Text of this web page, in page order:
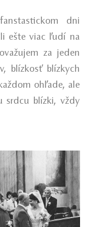
dni
ešte viac ľudí na
za jeden
blízkosť blízkych
ohľade, ale
srdcu blízki, vždy